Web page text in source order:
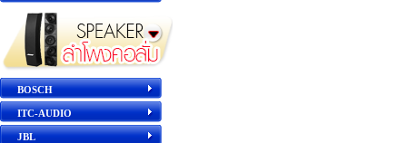
BOSCH
ITC-AUDIO
JBL